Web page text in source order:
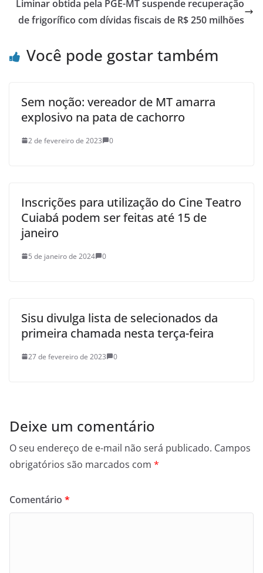
Liminar obtida pela PGE-MT suspende recuperação
de frigorífico com dívidas fiscais de R$ 250 milhões
Você pode gostar também
Sem noção: vereador de MT amarra
explosivo na pata de cachorro
2 de fevereiro de 2023 0
Inscrições para utilização do Cine Teatro
Cuiabá podem ser feitas até 15 de
janeiro
5 de janeiro de 2024 0
Sisu divulga lista de selecionados da
primeira chamada nesta terça-feira
27 de fevereiro de 2023 0
Deixe um comentário
O seu endereço de e-mail não será publicado. Campos
obrigatórios são marcados com *
Comentário *